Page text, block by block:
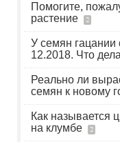
Помогите,
растение
2
У семян гацании
12.2018. Что
Реально ли
семян к новому
Как называется
на клумбе
2